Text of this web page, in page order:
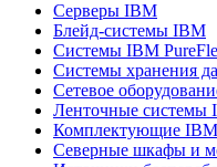
Серверы IBM
Блейд-системы IBM
Системы IBM
Системы хранения
Сетевое
Ленточные системы
Комплектующие IBM
Северные шкафы и